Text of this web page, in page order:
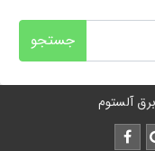
جستجو
آلستوم